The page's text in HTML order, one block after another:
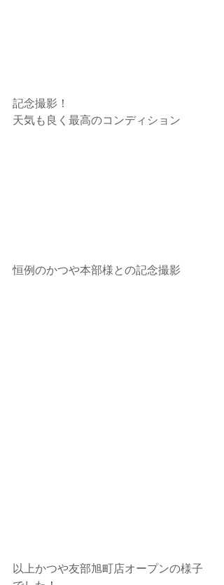
記念撮影！
天気も良く最高のコンディション
恒例のかつや本部様との記念撮影
以上かつや友部旭町店オープンの様子